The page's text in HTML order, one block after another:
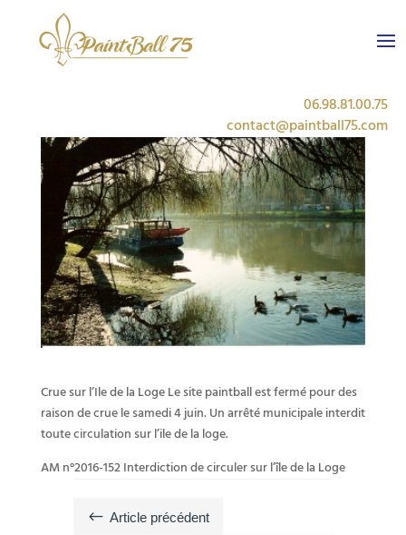
06.98.81.00.75
contact@paintball75.com
Crue sur l’Ile de la Loge
Crue sur l’Ile de la Loge Le site paintball est fermé pour des
raison de crue le samedi 4 juin. Un arrêté municipale interdit
toute circulation sur l’ile de la loge.
AM n°2016-152 Interdiction de circuler sur l’île de la Loge
# Article précédent